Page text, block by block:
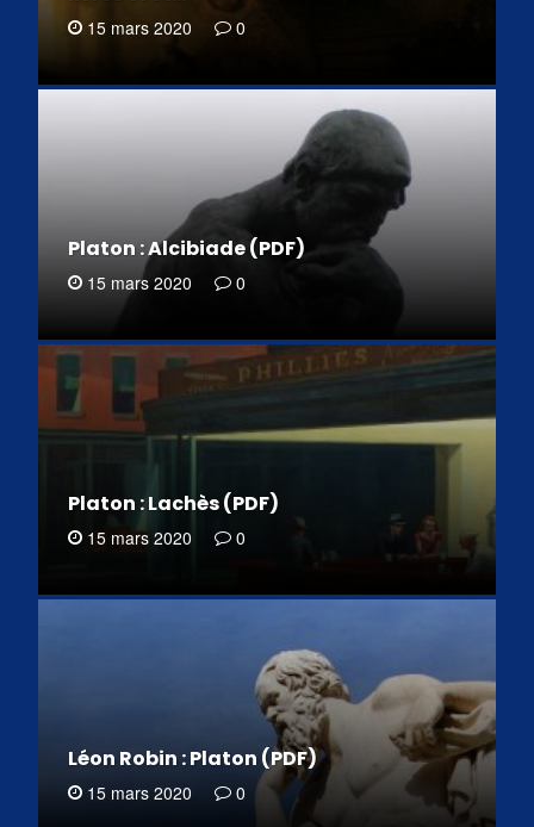
15 mars 2020 0
Platon : Alcibiade (PDF)
15 mars 2020 0
Platon : Lachès (PDF)
15 mars 2020 0
Léon Robin : Platon (PDF)
15 mars 2020 0